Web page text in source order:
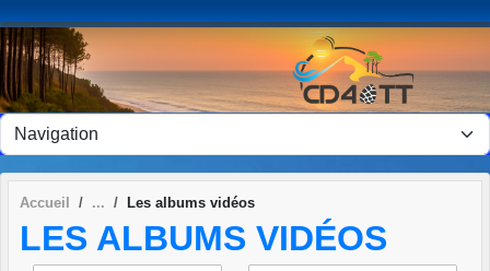
Accueil Les albums vidéos
LES ALBUMS VIDÉOS